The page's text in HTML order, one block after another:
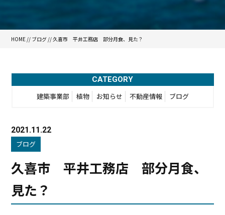
HOME // ブログ // 久喜市 平井工務店 部分月食、見た？
CATEGORY
建築事業部 植物 お知らせ 不動産情報 ブログ
2021.11.22
ブログ
久喜市 平井工務店 部分月食、
見た？